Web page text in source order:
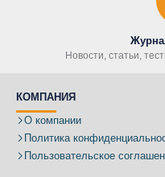
Новости, статьи,
КОМПАНИЯ
О компании
Политика
Пользовательское